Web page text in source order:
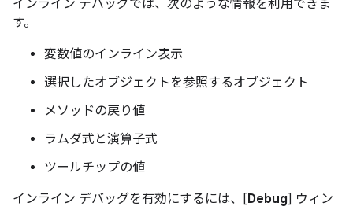
インライン デバッグでは、次のような情報を利用できま
す。
変数値のインライン表示
選択したオブジェクトを参照するオブジェクト
メソッドの戻り値
ラムダ式と演算子式
ツールチップの値
インライン デバッグを有効にするには、[Debug] ウィン